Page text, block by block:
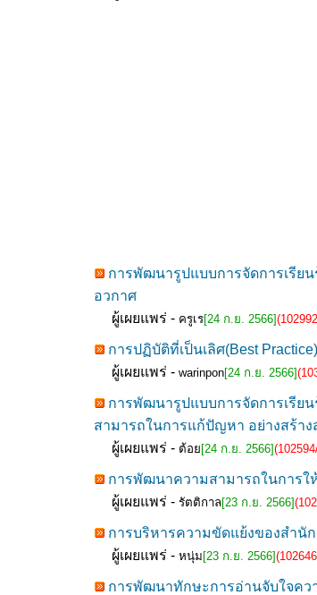
การพัฒนารูปแบบการจัดการเรีย
อวกาศ
ผู้เผยแพร่ - ครูเร[24 ก.ย. 2566]
การปฏิบัติที่เป็นเลิศ(Best
ผู้เผยแพร่ - warinpon[24 ก.ย. 2566]
การพัฒนารูปแบบการจัดการเรียน
สามารถในการแก้ปัญหา อย่างสร้า
ผู้เผยแพร่ - ต้อย [24 ก.ย. 2566]
การพัฒนาความสามารถในการใ
ผู้เผยแพร่ - รัตติกาล [23 ก.ย. 2566]
การบริหารความขัดแย้งของสำนั
ผู้เผยแพร่ - หนุ่ม [23 ก.ย. 2566]
การพัฒนาทักษะการอ่านจับใจคว